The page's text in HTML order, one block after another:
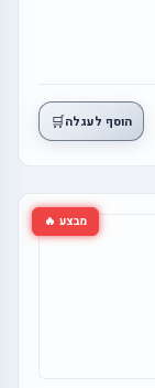
הוסף לעגלה🛒
מבצע 🔥